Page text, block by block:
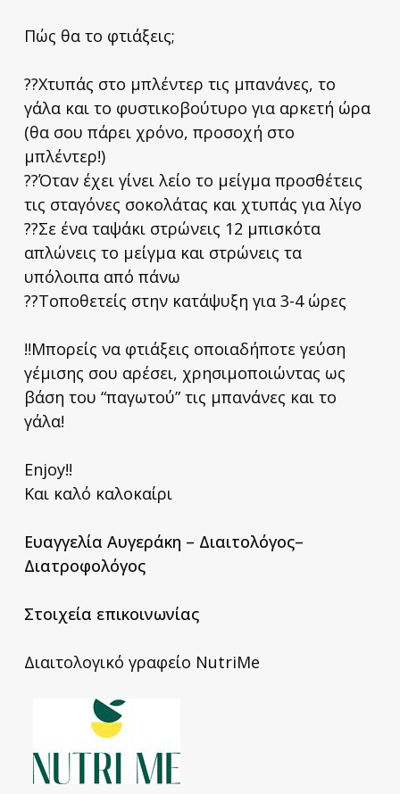
Πώς θα το φτιάξεις;
??Χτυπάς στο μπλέντερ τις μπανάνες, το
γάλα και το φυστικοβούτυρο για αρκετή ώρα
(θα σου πάρει χρόνο, προσοχή στο
μπλέντερ!)
??Όταν έχει γίνει λείο το μείγμα προσθέτεις
τις σταγόνες σοκολάτας και χτυπάς για λίγο
??Σε ένα ταψάκι στρώνεις 12 μπισκότα
απλώνεις το μείγμα και στρώνεις τα
υπόλοιπα από πάνω
??Τοποθετείς στην κατάψυξη για 3-4 ώρες
‼️Μπορείς να φτιάξεις οποιαδήποτε γεύση
γέμισης σου αρέσει, χρησιμοποιώντας ως
βάση του “παγωτού” τις μπανάνες και το
γάλα!
Enjoy!!
Και καλό καλοκαίρι
Ευαγγελία Αυγεράκη – Διαιτολόγος–
Διατροφολόγος
Στοιχεία επικοινωνίας
Διαιτολογικό γραφείο NutriMe